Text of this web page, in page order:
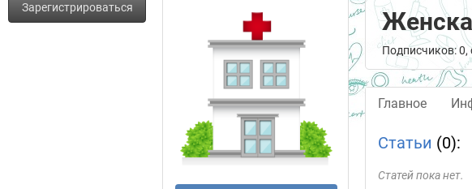
Зарегистрироваться
Подписчиков: 0,
Главное
Статьи (0):
Статей пока нет.